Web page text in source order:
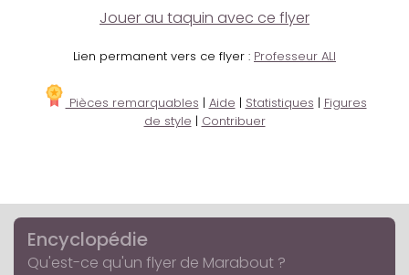
Jouer au taquin avec ce flyer
Lien permanent vers ce flyer : Professeur ALI
Pièces remarquables | Aide | Statistiques | Figures
de style | Contribuer
Encyclopédie
Qu'est-ce qu'un flyer de Marabout ?